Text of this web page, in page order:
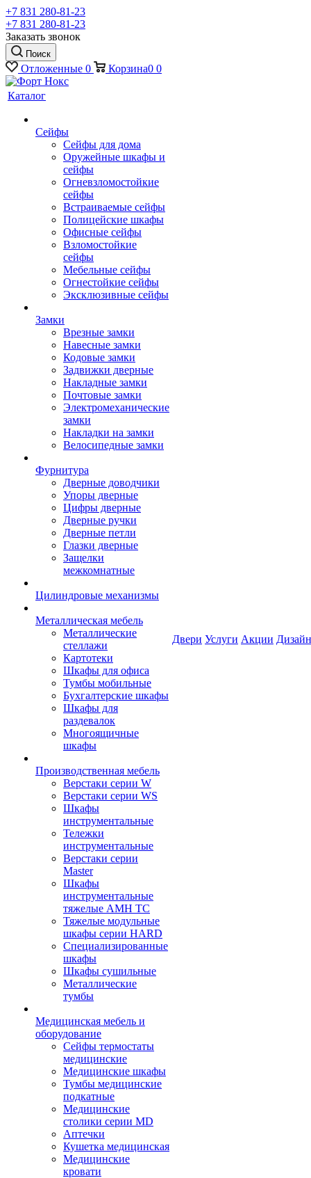
+7 831 280-81-23
+7 831 280-81-23
Заказать звонок
Поиск
Отложенные 0 Корзина0 0
Каталог
Сейфы
Сейфы для дома
Оружейные шкафы и
сейфы
Огневзломостойкие
сейфы
Встраиваемые сейфы
Полицейские шкафы
Офисные сейфы
Взломостойкие
сейфы
Мебельные сейфы
Огнестойкие сейфы
Эксклюзивные сейфы
Замки
Врезные замки
Навесные замки
Кодовые замки
Задвижки дверные
Накладные замки
Почтовые замки
Электромеханические
замки
Накладки на замки
Велосипедные замки
Фурнитура
Дверные доводчики
Упоры дверные
Цифры дверные
Дверные ручки
Дверные петли
Глазки дверные
Защелки
межкомнатные
Цилиндровые механизмы
Металлическая мебель
Металлические
стеллажи
Картотеки
Шкафы для офиса
Тумбы мобильные
Бухгалтерские шкафы
Шкафы для
раздевалок
Многоящичные
шкафы
Производственная мебель
Верстаки серии W
Верстаки серии WS
Шкафы
инструментальные
Тележки
инструментальные
Верстаки серии
Master
Шкафы
инструментальные
тяжелые AMH TC
Тяжелые модульные
шкафы серии HARD
Cпециализированные
шкафы
Шкафы сушильные
Металлические
тумбы
Медицинская мебель и
оборудование
Сейфы термостаты
медицинские
Медицинские шкафы
Тумбы медицинские
подкатные
Медицинские
столики серии MD
Аптечки
Кушетка медицинская
Медицинские
кровати
Двери Услуги Акции